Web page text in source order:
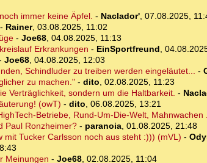
immer keine Äpfel. - Naclador', 07.08.2025,
Rainer, 03.08.2025, 11:02
- Joe68, 04.08.2025, 11:13
Erkrankungen - EinSportfreund,
Joe68, 04.08.2025, 12:03
Schindluder zu treiben werden eingeläutet... -
zu machen."- dito, 02.08.2025, 11:23
Verträglichkeit, sondern um die Haltbarkeit. -
(owT) - dito, 06.08.2025, 13:21
Betriebe, Rund-Um-Die-Welt, Mahnwachen
Paul Ronzheimer?- paranoia, 01.08.2025, 21:48
Tucker Carlsson noch aus steht :))) (mVL) -
Meinungen - Joe68, 02.08.2025, 11:04